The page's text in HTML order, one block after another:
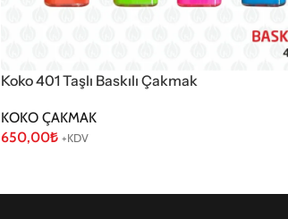
Koko 401 Taşlı Baskılı Çakmak
KOKO ÇAKMAK
650,00₺ +KDV